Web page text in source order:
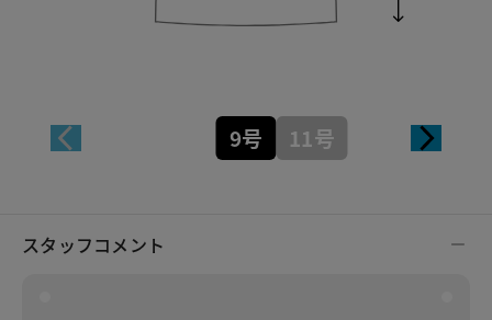
9号 11号
スタッフコメント